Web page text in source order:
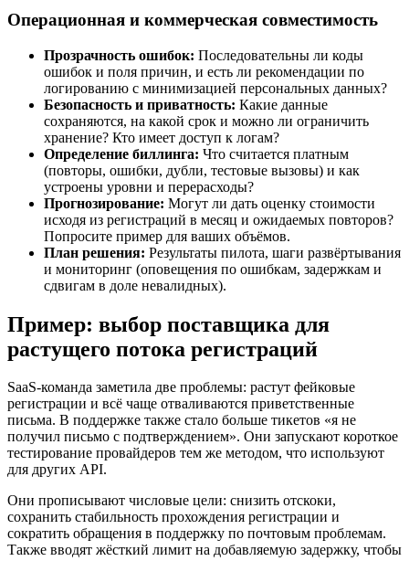
Операционная и коммерческая совместимость
Прозрачность ошибок: Последовательны ли коды
ошибок и поля причин, и есть ли рекомендации по
логированию с минимизацией персональных данных?
Безопасность и приватность: Какие данные
сохраняются, на какой срок и можно ли ограничить
хранение? Кто имеет доступ к логам?
Определение биллинга: Что считается платным
(повторы, ошибки, дубли, тестовые вызовы) и как
устроены уровни и перерасходы?
Прогнозирование: Могут ли дать оценку стоимости
исходя из регистраций в месяц и ожидаемых повторов?
Попросите пример для ваших объёмов.
План решения: Результаты пилота, шаги развёртывания
и мониторинг (оповещения по ошибкам, задержкам и
сдвигам в доле невалидных).
Пример: выбор поставщика для
растущего потока регистраций
SaaS‑команда заметила две проблемы: растут фейковые
регистрации и всё чаще отваливаются приветственные
письма. В поддержке также стало больше тикетов «я не
получил письмо с подтверждением». Они запускают короткое
тестирование провайдеров тем же методом, что используют
для других API.
Они прописывают числовые цели: снизить отскоки,
сохранить стабильность прохождения регистрации и
сократить обращения в поддержку по почтовым проблемам.
Также вводят жёсткий лимит на добавляемую задержку, чтобы